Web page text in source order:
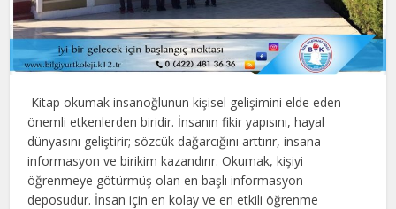
Kitap okumak insanoğlunun kişisel gelişimini elde eden
önemli etkenlerden biridir. İnsanın fikir yapısını, hayal
dünyasını geliştirir; sözcük dağarcığını arttırır, insana
informasyon ve birikim kazandırır. Okumak, kişiyi
öğrenmeye götürmüş olan en başlı informasyon
deposudur. İnsan için en kolay ve en etkili öğrenme